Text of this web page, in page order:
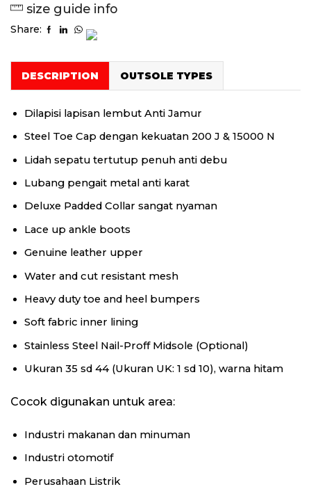
size guide info
Share:
DESCRIPTION OUTSOLE TYPES
Dilapisi lapisan lembut Anti Jamur
Steel Toe Cap dengan kekuatan 200 J & 15000 N
Lidah sepatu tertutup penuh anti debu
Lubang pengait metal anti karat
Deluxe Padded Collar sangat nyaman
Lace up ankle boots
Genuine leather upper
Water and cut resistant mesh
Heavy duty toe and heel bumpers
Soft fabric inner lining
Stainless Steel Nail-Proff Midsole (Optional)
Ukuran 35 sd 44 (Ukuran UK: 1 sd 10), warna hitam
Cocok digunakan untuk area:
Industri makanan dan minuman
Industri otomotif
Perusahaan Listrik